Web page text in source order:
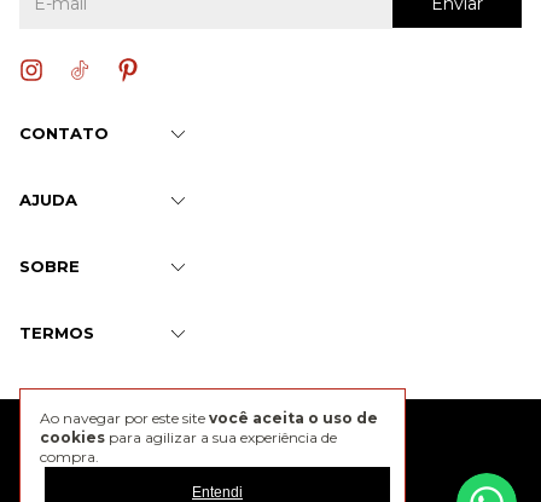
Ao navegar por este site você aceita o uso de
cookies para agilizar a sua experiência de
compra.
Entendi
CONTATO
AJUDA
SOBRE
TERMOS
@2026 J. Chermann